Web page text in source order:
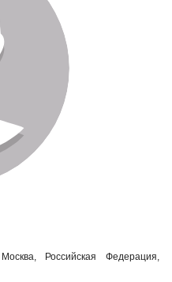
СЛОВА
Российская Федерация,